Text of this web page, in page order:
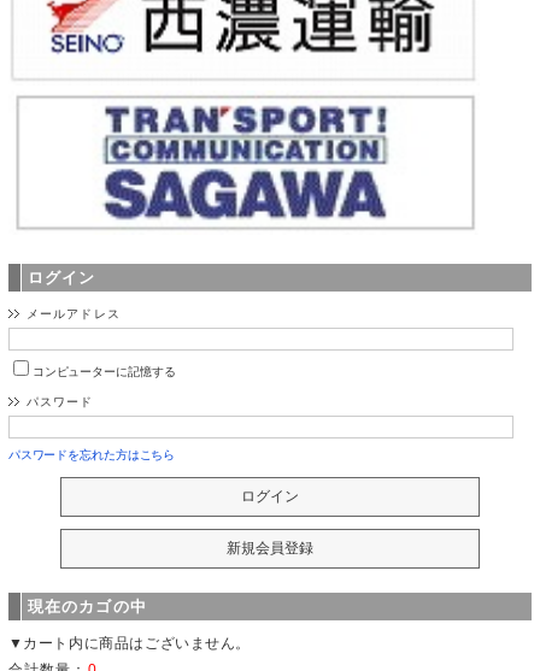
ログイン
メールアドレス
コンピューターに記憶する
パスワード
パスワードを忘れた方はこちら
現在のカゴの中
▼カート内に商品はございません。